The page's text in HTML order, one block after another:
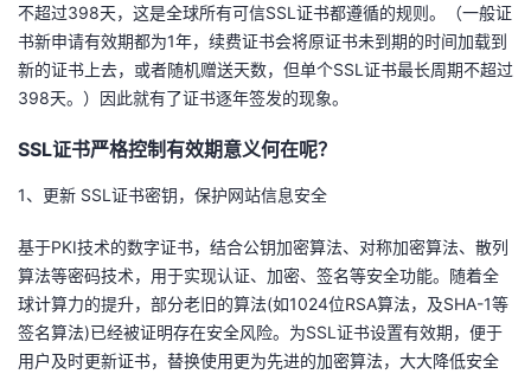
的
博
客
我
的
论
我
的
子
我
直
播
的
活
我
的
我
不超过398天，这是全球所有可信SSL证书都遵循的规则。（一般证
书新申请有效期都为1年，续费证书会将原证书未到期的时间加载到
新的证书上去，或者随机赠送天数，但单个SSL证书最长周期不超过
398天。）因此就有了证书逐年签发的现象。
SSL证书严格控制有效期意义何在呢？
1、更新 SSL证书密钥，保护网站信息安全
基于PKI技术的数字证书，结合公钥加密算法、对称加密算法、散列
算法等密码技术，用于实现认证、加密、签名等安全功能。随着全
球计算力的提升，部分老旧的算法(如1024位RSA算法，及SHA-1等
签名算法)已经被证明存在安全风险。为SSL证书设置有效期，便于
用户及时更新证书，替换使用更为先进的加密算法，大大降低安全